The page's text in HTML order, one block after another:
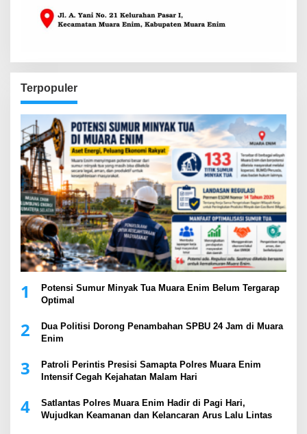
Terpopuler
1
Potensi Sumur Minyak Tua Muara Enim Belum Tergarap
Optimal
2
Dua Politisi Dorong Penambahan SPBU 24 Jam di Muara
Enim
3
Patroli Perintis Presisi Samapta Polres Muara Enim
Intensif Cegah Kejahatan Malam Hari
4
Satlantas Polres Muara Enim Hadir di Pagi Hari,
Wujudkan Keamanan dan Kelancaran Arus Lalu Lintas